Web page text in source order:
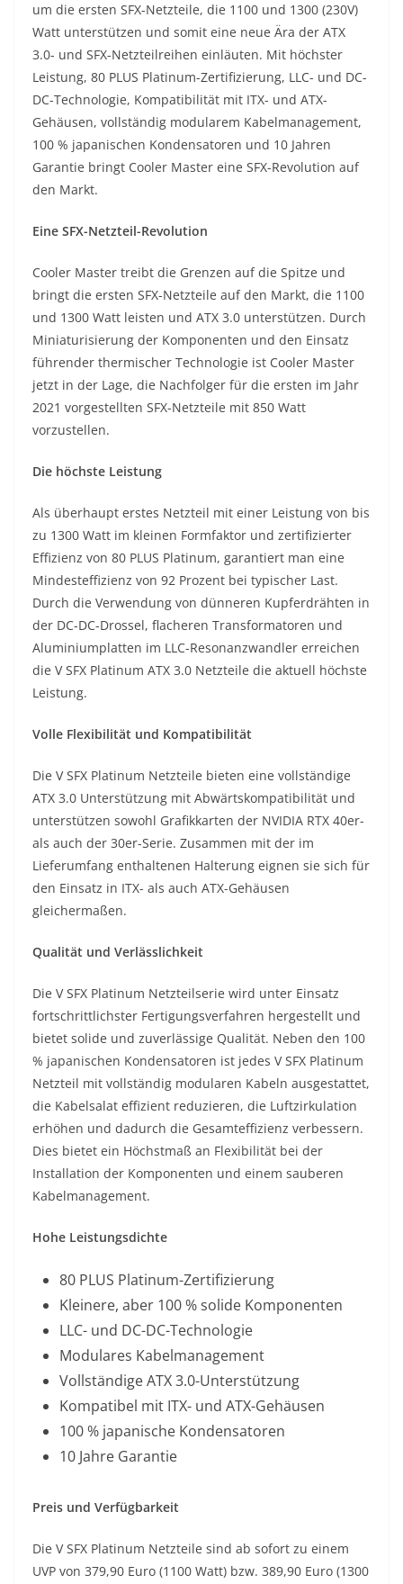
um die ersten SFX-Netzteile, die 1100 und 1300 (230V)
Watt unterstützen und somit eine neue Ära der ATX
3.0- und SFX-Netzteilreihen einläuten. Mit höchster
Leistung, 80 PLUS Platinum-Zertifizierung, LLC- und DC-
DC-Technologie, Kompatibilität mit ITX- und ATX-
Gehäusen, vollständig modularem Kabelmanagement,
100 % japanischen Kondensatoren und 10 Jahren
Garantie bringt Cooler Master eine SFX-Revolution auf
den Markt.
Eine SFX-Netzteil-Revolution
Cooler Master treibt die Grenzen auf die Spitze und
bringt die ersten SFX-Netzteile auf den Markt, die 1100
und 1300 Watt leisten und ATX 3.0 unterstützen. Durch
Miniaturisierung der Komponenten und den Einsatz
führender thermischer Technologie ist Cooler Master
jetzt in der Lage, die Nachfolger für die ersten im Jahr
2021 vorgestellten SFX-Netzteile mit 850 Watt
vorzustellen.
Die höchste Leistung
Als überhaupt erstes Netzteil mit einer Leistung von bis
zu 1300 Watt im kleinen Formfaktor und zertifizierter
Effizienz von 80 PLUS Platinum, garantiert man eine
Mindesteffizienz von 92 Prozent bei typischer Last.
Durch die Verwendung von dünneren Kupferdrähten in
der DC-DC-Drossel, flacheren Transformatoren und
Aluminiumplatten im LLC-Resonanzwandler erreichen
die V SFX Platinum ATX 3.0 Netzteile die aktuell höchste
Leistung.
Volle Flexibilität und Kompatibilität
Die V SFX Platinum Netzteile bieten eine vollständige
ATX 3.0 Unterstützung mit Abwärtskompatibilität und
unterstützen sowohl Grafikkarten der NVIDIA RTX 40er-
als auch der 30er-Serie. Zusammen mit der im
Lieferumfang enthaltenen Halterung eignen sie sich für
den Einsatz in ITX- als auch ATX-Gehäusen
gleichermaßen.
Qualität und Verlässlichkeit
Die V SFX Platinum Netzteilserie wird unter Einsatz
fortschrittlichster Fertigungsverfahren hergestellt und
bietet solide und zuverlässige Qualität. Neben den 100
% japanischen Kondensatoren ist jedes V SFX Platinum
Netzteil mit vollständig modularen Kabeln ausgestattet,
die Kabelsalat effizient reduzieren, die Luftzirkulation
erhöhen und dadurch die Gesamteffizienz verbessern.
Dies bietet ein Höchstmaß an Flexibilität bei der
Installation der Komponenten und einem sauberen
Kabelmanagement.
Hohe Leistungsdichte
80 PLUS Platinum-Zertifizierung
Kleinere, aber 100 % solide Komponenten
LLC- und DC-DC-Technologie
Modulares Kabelmanagement
Vollständige ATX 3.0-Unterstützung
Kompatibel mit ITX- und ATX-Gehäusen
100 % japanische Kondensatoren
10 Jahre Garantie
Preis und Verfügbarkeit
Die V SFX Platinum Netzteile sind ab sofort zu einem
UVP von 379,90 Euro (1100 Watt) bzw. 389,90 Euro (1300